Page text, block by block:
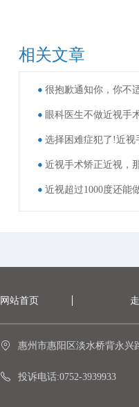
相关文章
很抱歉通知你，你不
选择困难症犯了!近视
近视超过1000度还能
网站首页
惠州市惠阳区淡水桥背永兴
投诉电话:0752-3939933